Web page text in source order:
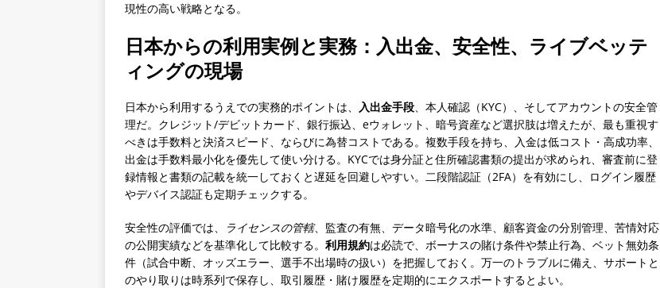
現性の高い戦略となる。
日本からの利用実例と実務：入出金、安全性、ライブベッテ
ィングの現場
日本から利用するうえでの実務的ポイントは、 入出金手段、本人確認（KYC）、そしてアカウントの安全管
理だ。クレジット/デビットカード、銀行振込、eウォレット、暗号資産など選択肢は増えたが、最も重視す
べきは手数料と決済スピード、ならびに為替コストである。複数手段を持ち、入金は低コスト・高成功率、
出金は手数料最小化を優先して使い分ける。KYCでは身分証と住所確認書類の提出が求められ、審査前に登
録情報と書類の記載を統一しておくと遅延を回避しやすい。二段階認証（2FA）を有効にし、ログイン履歴
やデバイス認証も定期チェックする。
安全性の評価では、 ライセンスの管轄、監査の有無、データ暗号化の水準、顧客資金の分別管理、苦情対応
の公開実績などを基準化して比較する。 利用規約は必読で、ボーナスの賭け条件や禁止行為、ベット無効条
件（試合中断、オッズエラー、選手不出場時の扱い）を把握しておく。万一のトラブルに備え、サポートと
のやり取りは時系列で保存し、取引履歴・賭け履歴を定期的にエクスポートするとよい。